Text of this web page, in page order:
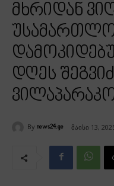
მხრიდან
დღეს
By news24.ge მაისი 13,